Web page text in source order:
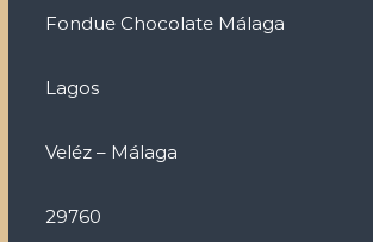
Fondue Chocolate Málaga
Lagos
Veléz – Málaga
29760